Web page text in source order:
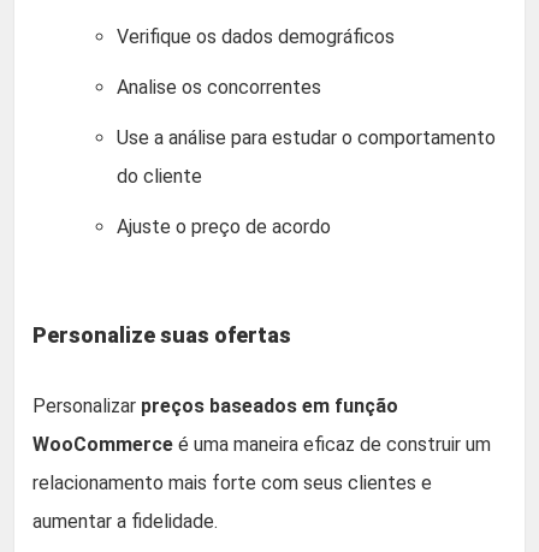
Verifique os dados demográficos
Analise os concorrentes
Use a análise para estudar o comportamento
do cliente
Ajuste o preço de acordo
Personalize suas ofertas
Personalizar preços baseados em função
WooCommerce é uma maneira eficaz de construir um
relacionamento mais forte com seus clientes e
aumentar a fidelidade.